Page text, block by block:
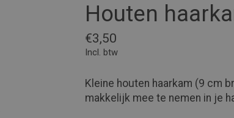
Houten
€3,50
Incl. btw
Kleine houten haarkam (9 cm
makkelijk mee te nemen in je